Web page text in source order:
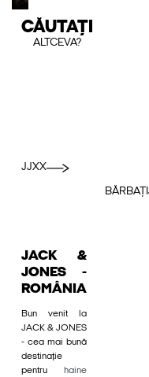
CĂUTAȚI
ALTCEVA?
JJXX
BĂRBAȚI
JACK &
JONES -
ROMÂNIA
Bun venit la
JACK & JONES
- cea mai bună
destinație
pentru haine